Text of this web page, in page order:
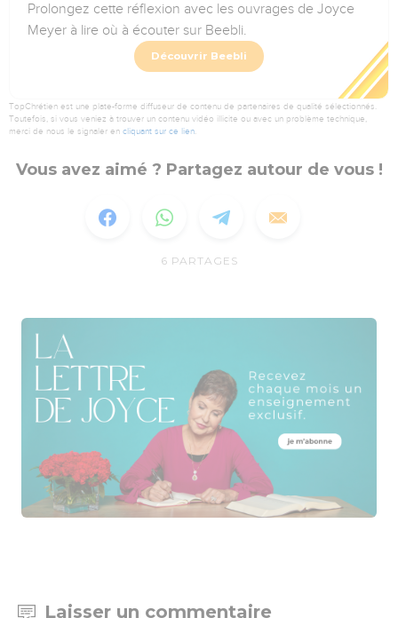
Prolongez cette réflexion avec les ouvrages de Joyce
Meyer à lire où à écouter sur Beebli.
Découvrir Beebli
TopChrétien est une plate-forme diffuseur de contenu de partenaires de qualité sélectionnés.
Toutefois, si vous veniez à trouver un contenu vidéo illicite ou avec un problème technique,
merci de nous le signaler en cliquant sur ce lien.
Vous avez aimé ? Partagez autour de vous !
6 PARTAGES
Laisser un commentaire